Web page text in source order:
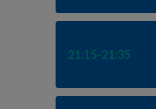
21:15-21:35